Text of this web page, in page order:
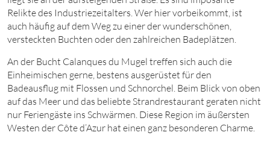
Relikte des Industriezeitalters. Wer hier vorbeikommt, ist
auch häufig auf dem Weg zu einer der wunderschönen,
versteckten Buchten oder den zahlreichen Badeplätzen.
An der Bucht Calanques du Mugel treffen sich auch die
Einheimischen gerne, bestens ausgerüstet für den
Badeausflug mit Flossen und Schnorchel. Beim Blick von oben
auf das Meer und das beliebte Strandrestaurant geraten nicht
nur Feriengäste ins Schwärmen. Diese Region im äußersten
Westen der Côte d’Azur hat einen ganz besonderen Charme.